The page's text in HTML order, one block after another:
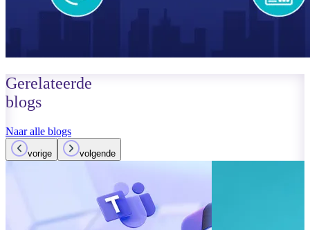
Gerelateerde
blogs
Naar alle blogs
vorige volgende